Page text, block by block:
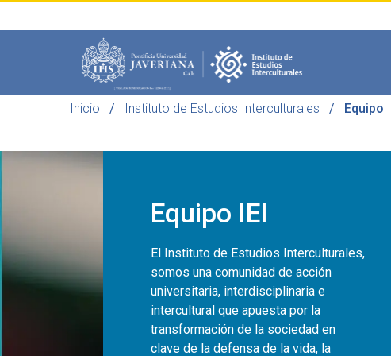
Saltar al contenido principal
Inicio Instituto de Estudios Interculturales Equipo
Equipo IEI
El Instituto de Estudios Interculturales,
somos una comunidad de acción
universitaria, interdisciplinaria e
intercultural que apuesta por la
transformación de la sociedad en
clave de la defensa de la vida, la